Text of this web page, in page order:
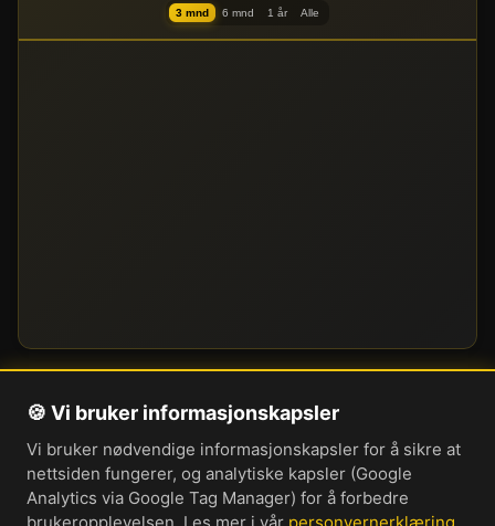
3 mnd 6 mnd 1 år Alle
Om oss
Personvernerklæring
Informasjonskapsler
🍪 Vi bruker informasjonskapsler
Vi bruker nødvendige informasjonskapsler for å sikre at
nettsiden fungerer, og analytiske kapsler (Google
Analytics via Google Tag Manager) for å forbedre